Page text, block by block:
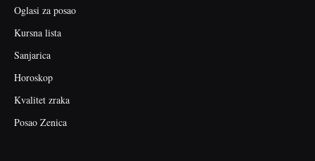
Oglasi za posao
Kursna lista
Sanjarica
Horoskop
Kvalitet zraka
Posao Zenica